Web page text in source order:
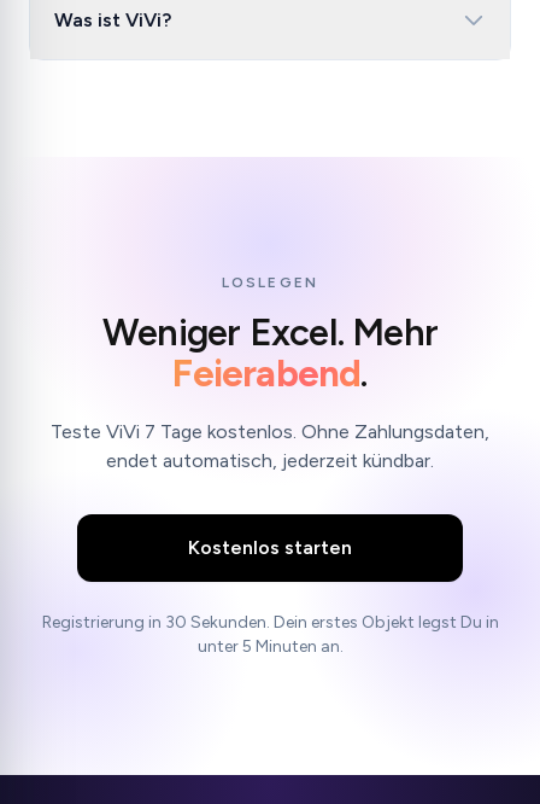
Was ist ViVi?
LOSLEGEN
Weniger Excel. Mehr
Feierabend.
Teste ViVi 7 Tage kostenlos. Ohne Zahlungsdaten,
endet automatisch, jederzeit kündbar.
Kostenlos starten
Registrierung in 30 Sekunden. Dein erstes Objekt legst Du in
unter 5 Minuten an.